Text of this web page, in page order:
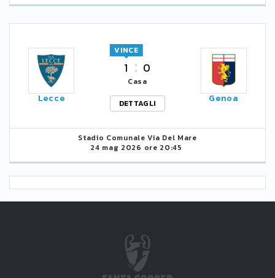
Lecce
1
VINCE
0
Casa
DETTAGLI
Genoa
Stadio Comunale Via Del Mare
24 mag 2026 ore 20:45